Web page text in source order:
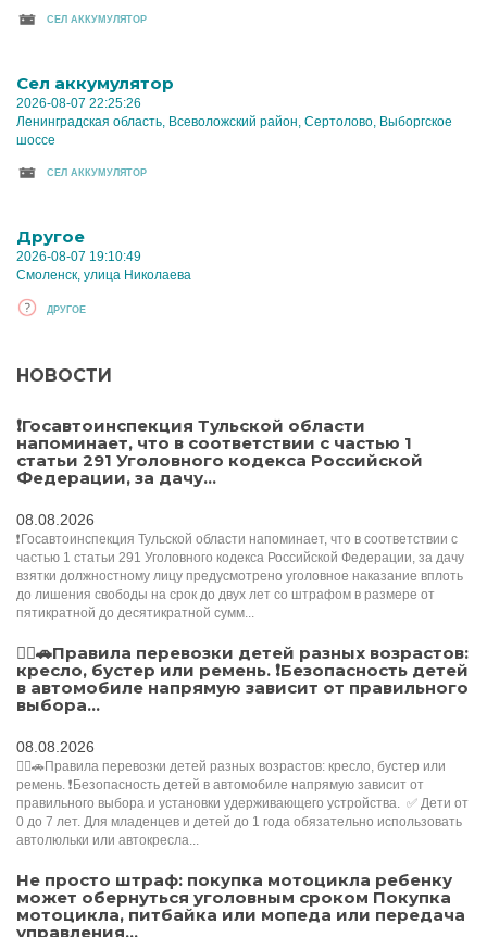
CЕЛ АККУМУЛЯТОР
Cел аккумулятор
2026-08-07 22:25:26
Ленинградская область, Всеволожский район, Сертолово, Выборгское
шоссе
CЕЛ АККУМУЛЯТОР
Другое
2026-08-07 19:10:49
Смоленск, улица Николаева
ДРУГОЕ
НОВОСТИ
❗Госавтоинспекция Тульской области
напоминает, что в соответствии с частью 1
статьи 291 Уголовного кодекса Российской
Федерации, за дачу...
08.08.2026
❗Госавтоинспекция Тульской области напоминает, что в соответствии с
частью 1 статьи 291 Уголовного кодекса Российской Федерации, за дачу
взятки должностному лицу предусмотрено уголовное наказание вплоть
до лишения свободы на срок до двух лет со штрафом в размере от
пятикратной до десятикратной сумм...
👮‍♂️🚗Правила перевозки детей разных возрастов:
кресло, бустер или ремень. ❗️Безопасность детей
в автомобиле напрямую зависит от правильного
выбора...
08.08.2026
👮‍♂️🚗Правила перевозки детей разных возрастов: кресло, бустер или
ремень. ❗️Безопасность детей в автомобиле напрямую зависит от
правильного выбора и установки удерживающего устройства. ✅️ Дети от
0 до 7 лет. Для младенцев и детей до 1 года обязательно использовать
автолюльки или автокресла...
Не просто штраф: покупка мотоцикла ребенку
может обернуться уголовным сроком Покупка
мотоцикла, питбайка или мопеда или передача
управления...